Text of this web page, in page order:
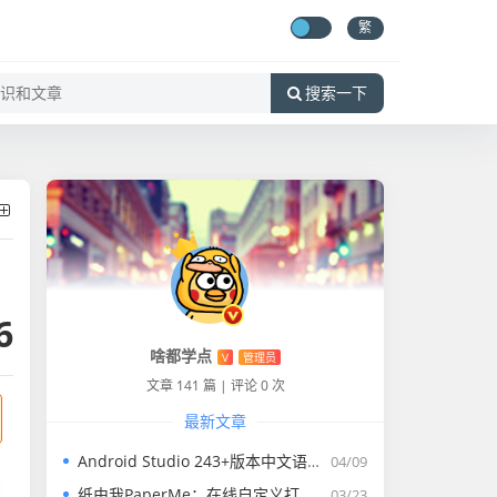
繁
搜索一下
啥都学点 V 管理员
文章 141 篇 | 评论 0 次
最新文章
04/09
Android Studio 243+版本中文语言包